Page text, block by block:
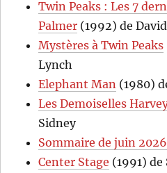
Twin Peaks : Les 7
Palmer (1992) de
Mystères à Twin Peaks
Lynch
Elephant Man (1980)
Les Demoiselles
Sidney
Sommaire de juin 2026
Center Stage (1991)